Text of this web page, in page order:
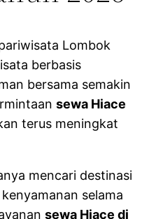
Lombok
berbasis
bersama semakin
sewa Hiace
terus meningkat
mencari destinasi
selama
sewa Hiace di